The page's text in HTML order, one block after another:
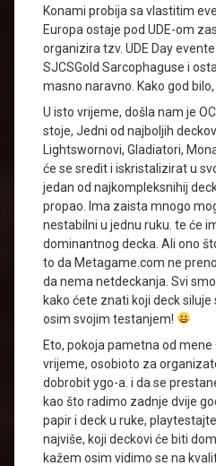
Konami probija sa vlastitim
Europa ostaje pod UDE-om
organizira tzv. UDE Day
SJCSGold Sarcophaguse i
masno naravno. Kako god
U isto vrijeme, došla nam je
stoje, Jedni od najboljih
Lightswornovi, Gladiatori,
će se sredit i iskristalizirat u
jedan od najkompleksnihij
propao. Ima zaista mnogo
nestabilni u jednu ruku. te će
dominantnog decka. Ali ono
to da Metagame.com ne
da nema netdeckanja. Svi
kako ćete znati koji deck siluje
osim svojim testanjem!
Eto, pokoja pametna od mene
vrijeme, osobioto za
dobrobit ygo-a. i da se
kao što radimo zadnje dvije
papir i deck u ruke,
najviše, koji deckovi će biti
kažem osim vidimo se na